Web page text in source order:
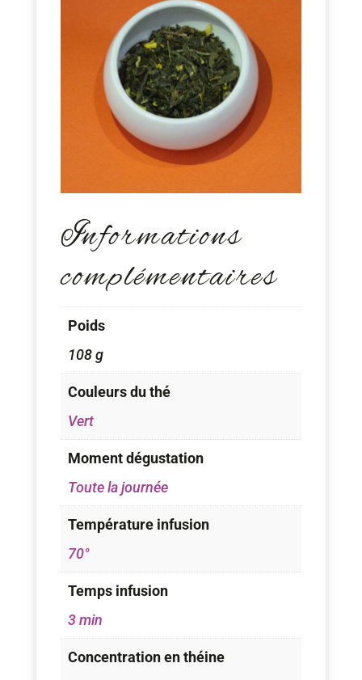
Informations
complémentaires
Poids
108 g
Couleurs du thé
Vert
Moment dégustation
Toute la journée
Température infusion
70°
Temps infusion
3 min
Concentration en théine